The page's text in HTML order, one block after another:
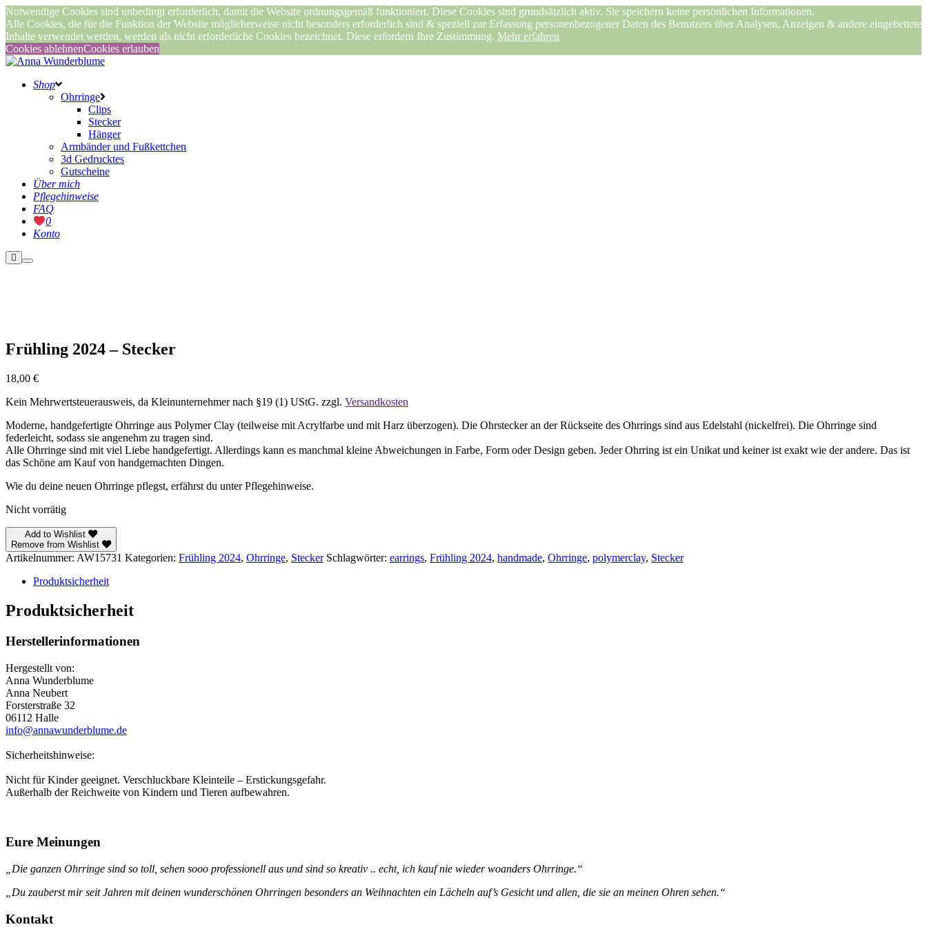
Notwendige Cookies sind unbedingt erforderlich, damit die Website ordnungsgemäß funktioniert. Diese Cookies sind grundsätzlich aktiv. Sie speichern keine persönlichen Informationen.
Alle Cookies, die für die Funktion der Website möglicherweise nicht besonders erforderlich sind & speziell zur Erfassung personenbezogener Daten des Benutzers über Analysen, Anzeigen & andere eingebettete
Inhalte verwendet werden, werden als nicht erforderliche Cookies bezeichnet. Diese erfordern Ihre Zustimmung. Mehr erfahren
Cookies ablehnenCookies erlauben
Shop
Ohrringe
Clips
Stecker
Hänger
Armbänder und Fußkettchen
3d Gedrucktes
Gutscheine
Über mich
Pflegehinweise
FAQ
0
Konto
Weitere
Informationen
Hauptmenü
Frühling 2024 – Stecker
18,00 €
Kein Mehrwertsteuerausweis, da Kleinunternehmer nach §19 (1) UStG. zzgl. Versandkosten
Moderne, handgefertigte Ohrringe aus Polymer Clay (teilweise mit Acrylfarbe und mit Harz überzogen). Die Ohrstecker an der Rückseite des Ohrrings sind aus Edelstahl (nickelfrei). Die Ohrringe sind
federleicht, sodass sie angenehm zu tragen sind.
Alle Ohrringe sind mit viel Liebe handgefertigt. Allerdings kann es manchmal kleine Abweichungen in Farbe, Form oder Design geben. Jeder Ohrring ist ein Unikat und keiner ist exakt wie der andere. Das ist
das Schöne am Kauf von handgemachten Dingen.
Wie du deine neuen Ohrringe pflegst, erfährst du unter Pflegehinweise.
Nicht vorrätig
Add to Wishlist
Remove from Wishlist
Artikelnummer: AW15731 Kategorien: Frühling 2024, Ohrringe, Stecker Schlagwörter: earrings, Frühling 2024, handmade, Ohrringe, polymerclay, Stecker
Produktsicherheit
Produktsicherheit
Herstellerinformationen
Hergestellt von:
Anna Wunderblume
Anna Neubert
Forsterstraße 32
06112 Halle
info@annawunderblume.de
Sicherheitshinweise:
Nicht für Kinder geeignet. Verschluckbare Kleinteile – Erstickungsgefahr.
Außerhalb der Reichweite von Kindern und Tieren aufbewahren.
Eure Meinungen
„Die ganzen Ohrringe sind so toll, sehen sooo professionell aus und sind so kreativ .. echt, ich kauf nie wieder woanders Ohrringe.“
„Du zauberst mir seit Jahren mit deinen wunderschönen Ohrringen besonders an Weihnachten ein Lächeln auf’s Gesicht und allen, die sie an meinen Ohren sehen.“
Kontakt